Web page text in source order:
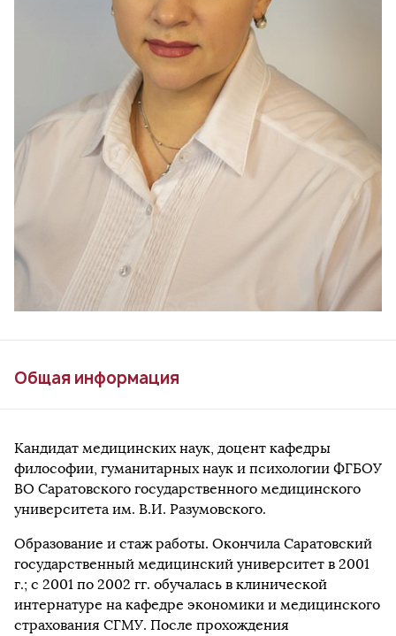
Общая информация
Кандидат медицинских наук, доцент кафедры
философии, гуманитарных наук и психологии ФГБОУ
ВО Саратовского государственного медицинского
университета им. В.И. Разумовского.
Образование и стаж работы. Окончила Саратовский
государственный медицинский университет в 2001
г.; с 2001 по 2002 гг. обучалась в клинической
интернатуре на кафедре экономики и медицинского
страхования СГМУ. После прохождения